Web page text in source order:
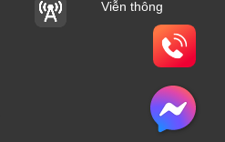
Viễn thông